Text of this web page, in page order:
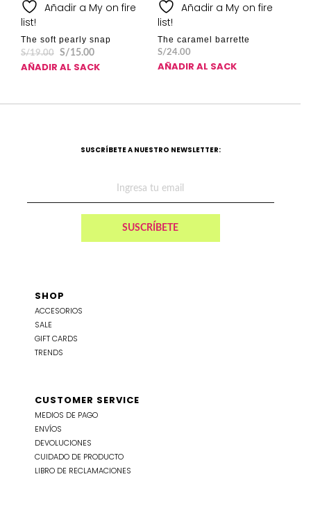
Añadir a My on fire
list!
The soft pearly snap
S/19.00 S/ 15.00
AÑADIR AL SACK
Añadir a My on fire
list!
The caramel barrette
S/24.00
AÑADIR AL SACK
SUSCRÍBETE A NUESTRO NEWSLETTER:
SHOP
ACCESORIOS
SALE
GIFT CARDS
TRENDS
CUSTOMER SERVICE
MEDIOS DE PAGO
ENVÍOS
DEVOLUCIONES
CUIDADO DE PRODUCTO
LIBRO DE RECLAMACIONES